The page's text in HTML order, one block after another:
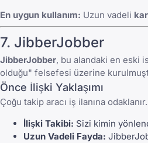
En uygun kullanım: Uzun vadeli
7. JibberJobber
JibberJobber, bu alandaki en eski
olduğu" felsefesi üzerine
Önce İlişki Yaklaşımı
Çoğu takip aracı iş ilanına
İlişki Takibi: Sizi kimin
Uzun Vadeli Fayda: